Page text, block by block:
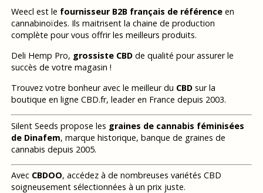
Weecl est le fournisseur B2B français de référenceen
cannabinoïdes. Ils maitrisent la chaine de production
complète pour vous offrir les meilleurs produits.
Deli Hemp Pro, grossiste CBDde qualité pour assurer le
succès de votre magasin !
Trouvez votre bonheur avec le meilleur du CBDsur la
boutique en ligne CBD.fr, leader en France depuis 2003.
Silent Seeds propose les graines de cannabis féminisées
de Dinafem, marque historique, banque de graines de
cannabis depuis 2005.
Avec CBDOO, accédez à de nombreuses variétés CBD
soigneusement sélectionnées à un prix juste.